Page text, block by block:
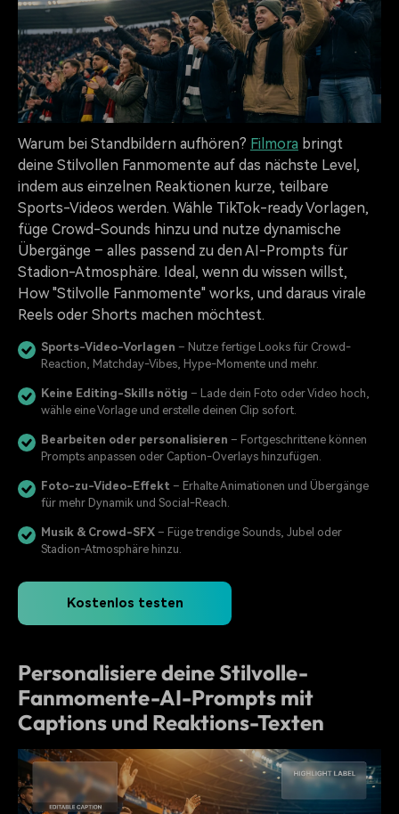
Warum bei Standbildern aufhören? Filmora bringt
deine Stilvollen Fanmomente auf das nächste Level,
indem aus einzelnen Reaktionen kurze, teilbare
Sports-Videos werden. Wähle TikTok-ready Vorlagen,
füge Crowd-Sounds hinzu und nutze dynamische
Übergänge – alles passend zu den AI-Prompts für
Stadion-Atmosphäre. Ideal, wenn du wissen willst,
How "Stilvolle Fanmomente" works, und daraus virale
Reels oder Shorts machen möchtest.
Sports-Video-Vorlagen – Nutze fertige Looks für Crowd-
Reaction, Matchday-Vibes, Hype-Momente und mehr.
Keine Editing-Skills nötig – Lade dein Foto oder Video hoch,
wähle eine Vorlage und erstelle deinen Clip sofort.
Bearbeiten oder personalisieren – Fortgeschrittene können
Prompts anpassen oder Caption-Overlays hinzufügen.
Foto-zu-Video-Effekt – Erhalte Animationen und Übergänge
für mehr Dynamik und Social-Reach.
Musik & Crowd-SFX – Füge trendige Sounds, Jubel oder
Stadion-Atmosphäre hinzu.
Kostenlos testen
Personalisiere deine Stilvolle-
Fanmomente-AI-Prompts mit
Captions und Reaktions-Texten